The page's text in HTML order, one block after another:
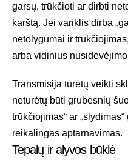
garsų, trūkčioti ar dirbti
karštą. Jei variklis dirba
netolygumai ir
arba vidinius
Transmisija turėtų veikti
neturėtų būti grubesnių
trūkčiojimas“ ar
reikalingas aptarnavimas.
Tepalų ir alyvos būklė